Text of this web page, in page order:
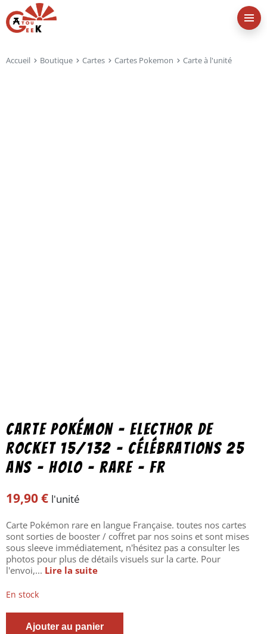
Accueil Boutique Cartes Cartes Pokemon Carte à l'unité
Carte Pokémon – Electhor de
Rocket 15/132 – célébrations 25
ans – holo – rare – fr
19,90€ l'unité
Carte Pokémon rare en langue Française. toutes nos cartes
sont sorties de booster / coffret par nos soins et sont mises
sous sleeve immédiatement, n'hésitez pas a consulter les
photos pour plus de détails visuels sur la carte. Pour
l'envoi,... Lire la suite
En stock
Ajouter au panier